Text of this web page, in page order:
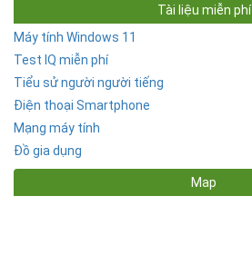
Tài liệu miễn phí
Máy tính Windows 11
Test IQ miễn phí
Tiểu sử người người tiếng
Điện thoại Smartphone
Mạng máy tính
Đồ gia dụng
Map